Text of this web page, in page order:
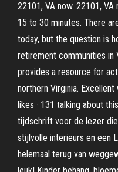
22101, VA now. 22101,
15 to 30 minutes. There
today, but the question is
retirement communities in
provides a resource for
northern Virginia. Excellent
likes · 131 talking about
tijdschrift voor de lezer
stijlvolle interieurs en een
helemaal terug van